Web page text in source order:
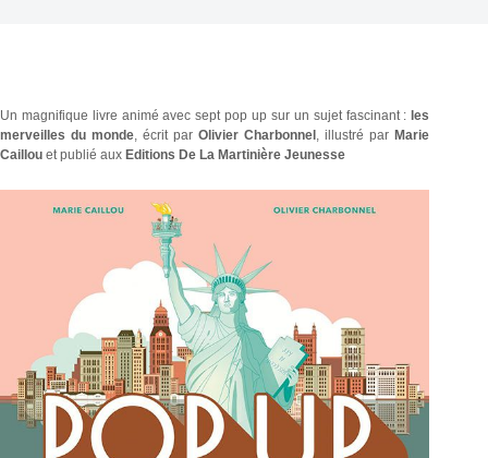
Un magnifique livre animé avec sept pop up sur un sujet fascinant : les
merveilles du monde, écrit parOlivier Charbonnel , illustré par Marie
Caillou et publié aux Editions De La Martinière Jeunesse